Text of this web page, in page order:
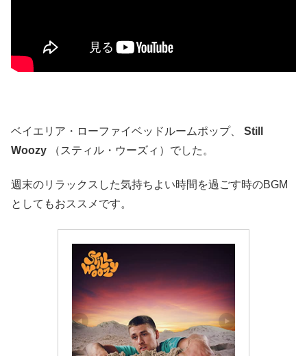
ベイエリア・ローファイベッドルームポップ、 Still
Woozy （スティル・ウーズィ）でした。
週末のリラックスした気持ちよい時間を過ごす時のBGM
としてもおススメです。